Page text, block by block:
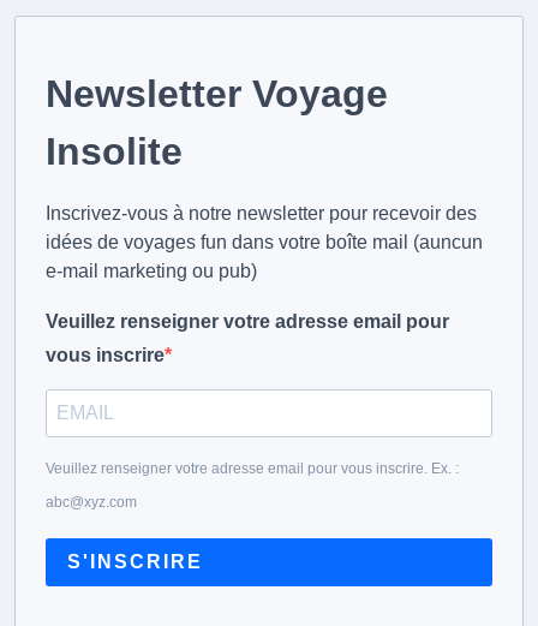
Newsletter Voyage
Insolite
Inscrivez-vous à notre newsletter pour recevoir des
idées de voyages fun dans votre boîte mail (auncun
e-mail marketing ou pub)
Veuillez renseigner votre adresse email pour
vous inscrire
Veuillez renseigner votre adresse email pour vous inscrire. Ex. :
abc@xyz.com
S'INSCRIRE